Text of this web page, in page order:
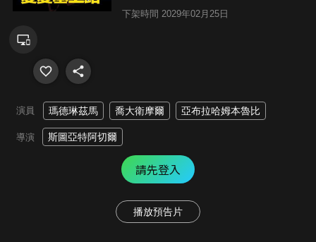
下架時間 2029年02月25日
演員 瑪德琳茲馬 喬大衛摩爾 亞布拉哈姆本魯比
導演 斯圖亞特阿切爾
請先登入
播放預告片